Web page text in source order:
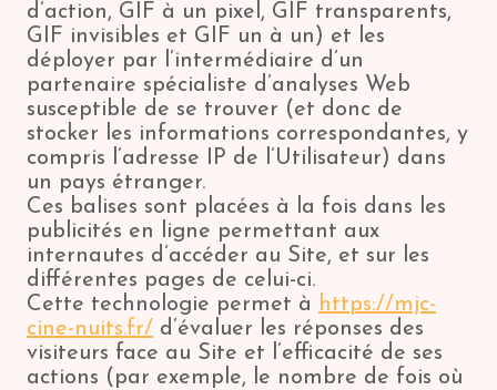
d’action, GIF à un pixel, GIF transparents,
GIF invisibles et GIF un à un) et les
déployer par l’intermédiaire d’un
partenaire spécialiste d’analyses Web
susceptible de se trouver (et donc de
stocker les informations correspondantes, y
compris l’adresse IP de l’Utilisateur) dans
un pays étranger.
Ces balises sont placées à la fois dans les
publicités en ligne permettant aux
internautes d’accéder au Site, et sur les
différentes pages de celui-ci.
Cette technologie permet à https://mjc-
cine-nuits.fr/ d’évaluer les réponses des
visiteurs face au Site et l’efficacité de ses
actions (par exemple, le nombre de fois où